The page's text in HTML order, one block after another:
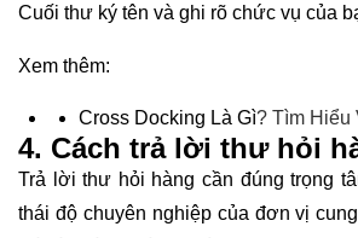
Cuối thư ký tên và ghi rõ chức vụ của
Xem thêm:
Cross Docking Là Gì? Tìm Hiểu
4. Cách trả lời thư hỏi
Trả lời thư hỏi hàng cần đúng trọng
thái độ chuyên nghiệp của đơn vị